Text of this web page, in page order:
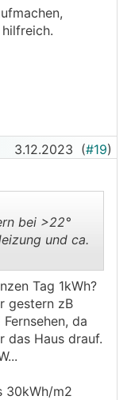
3.12.2023 (#19)
bei >22°
und ca.
Tag 1kWh?
gestern zB
da
das Haus drauf.
30kWh/m2